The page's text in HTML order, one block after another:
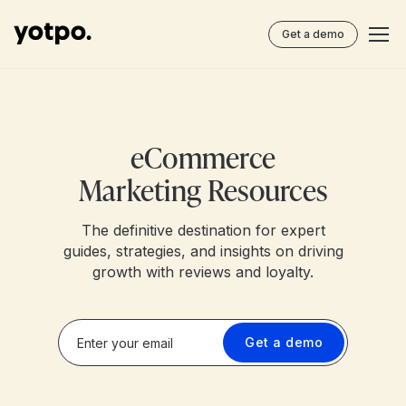
Get a demo
eCommerce
Marketing Resources
The definitive destination for expert
guides, strategies, and insights on driving
growth with reviews and loyalty.
Get a demo